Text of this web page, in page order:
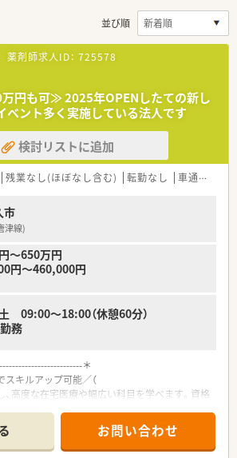
並び順
薬剤師求人ID： 725578
万円も可≫ 2025年OPENしたての新し
ント多く実施している法人です
検討リストに追加
残業なし(ほぼなし含む) 転勤なし 車通勤可
市
津線)
～650万円
円～460,000円
09:00～18:00（休憩60分）
務
＊
キルアップ可能／（
、高度な在宅医療や幅広い科目を学べます。資格
＊
お問い合わせ